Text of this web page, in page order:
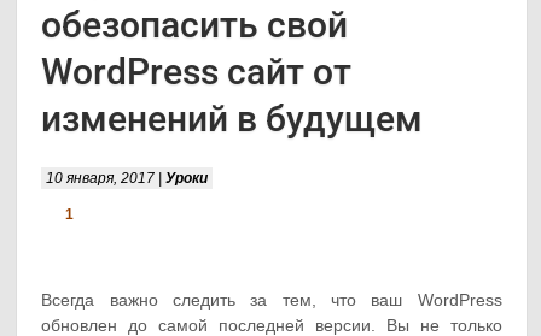
обезопасить свой
WordPress сайт от
изменений в будущем
10 января, 2017 |Уроки
1
Всегда важно следить за тем, что ваш WordPress
обновлен до самой последней версии. Вы не только